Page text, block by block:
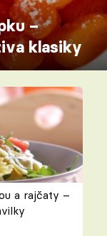
–
klasiky
a rajčaty –